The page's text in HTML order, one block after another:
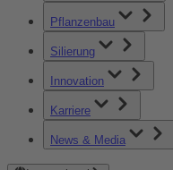
Pflanzenbau
Silierung
Innovation
Karriere
News & Media